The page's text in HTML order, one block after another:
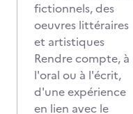
fictionnels, des
oeuvres littéraires
et artistiques
Rendre compte, à
l'oral ou à l'écrit,
d'une expérience
en lien avec le